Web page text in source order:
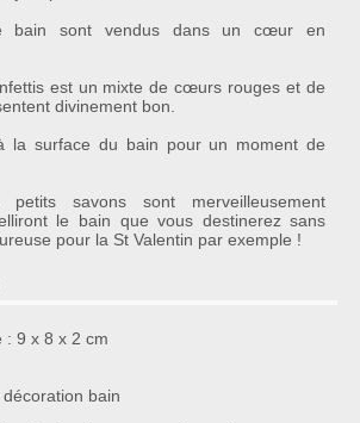
bain sont vendus dans un cœur en
est un mixte de cœurs rouges et de
divinement bon.
la surface du bain pour un moment de
petits savons sont merveilleusement
le bain que vous destinerez sans
pour la St Valentin par exemple !
: 9 x 8 x 2 cm
bain